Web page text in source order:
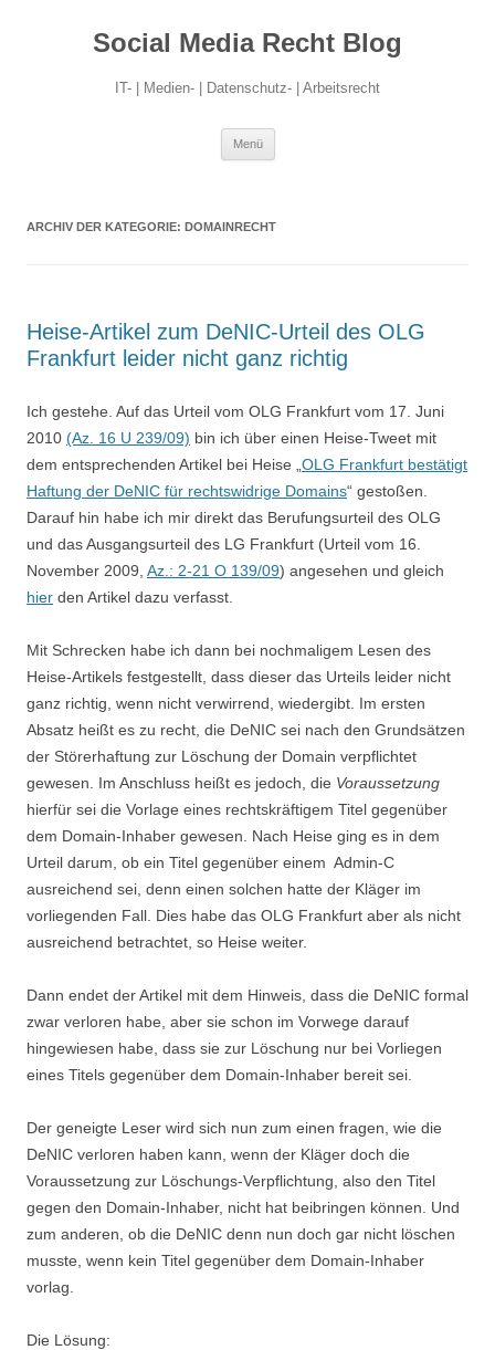
Social Media Recht Blog
IT- | Medien- | Datenschutz- | Arbeitsrecht
Menü
ARCHIV DER KATEGORIE: DOMAINRECHT
Heise-Artikel zum DeNIC-Urteil des OLG
Frankfurt leider nicht ganz richtig
Ich gestehe. Auf das Urteil vom OLG Frankfurt vom 17. Juni
2010 (Az. 16 U 239/09) bin ich über einen Heise-Tweet mit
dem entsprechenden Artikel bei Heise „ OLG Frankfurt bestätigt
Haftung der DeNIC für rechtswidrige Domains“ gestoßen.
Darauf hin habe ich mir direkt das Berufungsurteil des OLG
und das Ausgangsurteil des LG Frankfurt (Urteil vom 16.
November 2009, Az.: 2-21 O 139/09) angesehen und gleich
hier den Artikel dazu verfasst.
Mit Schrecken habe ich dann bei nochmaligem Lesen des
Heise-Artikels festgestellt, dass dieser das Urteils leider nicht
ganz richtig, wenn nicht verwirrend, wiedergibt. Im ersten
Absatz heißt es zu recht, die DeNIC sei nach den Grundsätzen
der Störerhaftung zur Löschung der Domain verpflichtet
gewesen. Im Anschluss heißt es jedoch, die Voraussetzung
hierfür sei die Vorlage eines rechtskräftigem Titel gegenüber
dem Domain-Inhaber gewesen. Nach Heise ging es in dem
Urteil darum, ob ein Titel gegenüber einem Admin-C
ausreichend sei, denn einen solchen hatte der Kläger im
vorliegenden Fall. Dies habe das OLG Frankfurt aber als nicht
ausreichend betrachtet, so Heise weiter.
Dann endet der Artikel mit dem Hinweis, dass die DeNIC formal
zwar verloren habe, aber sie schon im Vorwege darauf
hingewiesen habe, dass sie zur Löschung nur bei Vorliegen
eines Titels gegenüber dem Domain-Inhaber bereit sei.
Der geneigte Leser wird sich nun zum einen fragen, wie die
DeNIC verloren haben kann, wenn der Kläger doch die
Voraussetzung zur Löschungs-Verpflichtung, also den Titel
gegen den Domain-Inhaber, nicht hat beibringen können. Und
zum anderen, ob die DeNIC denn nun doch gar nicht löschen
musste, wenn kein Titel gegenüber dem Domain-Inhaber
vorlag.
Die Lösung: